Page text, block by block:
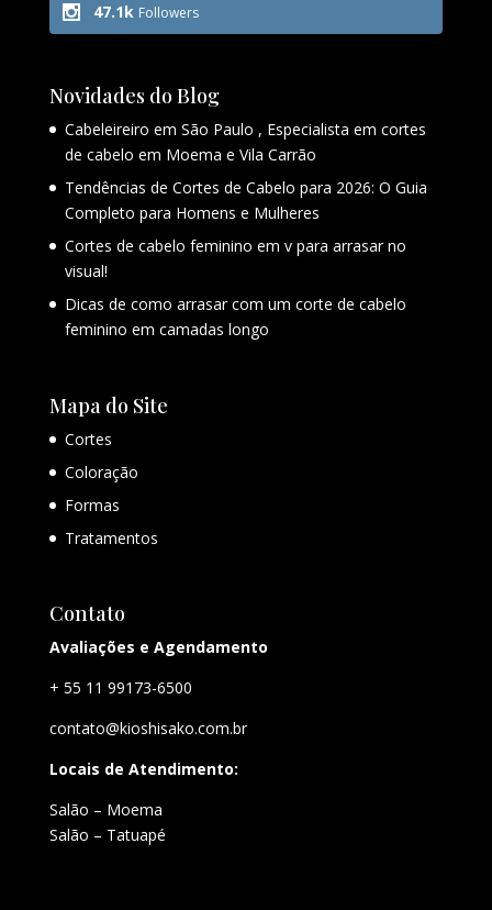
47.1k Followers
Novidades do Blog
Cabeleireiro em São Paulo , Especialista em cortes
de cabelo em Moema e Vila Carrão
Tendências de Cortes de Cabelo para 2026: O Guia
Completo para Homens e Mulheres
Cortes de cabelo feminino em v para arrasar no
visual!
Dicas de como arrasar com um corte de cabelo
feminino em camadas longo
Mapa do Site
Cortes
Coloração
Formas
Tratamentos
Contato
Avaliações e Agendamento
+ 55 11 99173-6500
contato@kioshisako.com.br
Locais de Atendimento:
Salão – Moema
Salão – Tatuapé